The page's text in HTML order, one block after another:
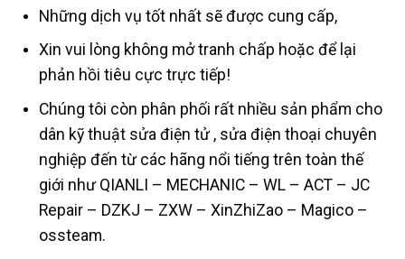
Những dịch vụ tốt nhất sẽ được cung cấp,
Xin vui lòng không mở tranh chấp hoặc để lại
phản hồi tiêu cực trực tiếp!
Chúng tôi còn phân phối rất nhiều sản phẩm cho
dân kỹ thuật sửa điện tử , sửa điện thoại chuyên
nghiệp đến từ các hãng nổi tiếng trên toàn thế
giới như QIANLI – MECHANIC – WL – ACT – JC
Repair – DZKJ – ZXW – XinZhiZao – Magico –
ossteam.